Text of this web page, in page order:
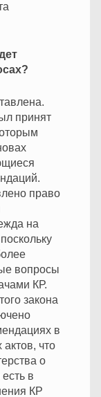
принят
право
на
вопросы
КР.
закона
в
что
о
в
КР